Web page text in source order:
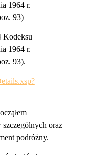
1964 r. –
93)
Kodeksu
1964 r. –
93).
szczególnych oraz
podróżny.